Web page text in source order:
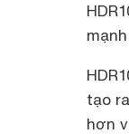
tạo
hơn